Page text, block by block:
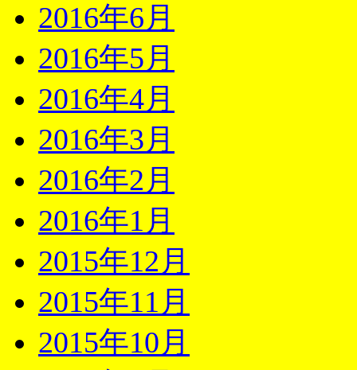
2016年6月
2016年5月
2016年4月
2016年3月
2016年2月
2016年1月
2015年12月
2015年11月
2015年10月